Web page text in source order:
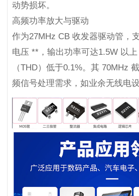
动势损坏。
高频功率放大与驱动
作为27MHz CB 收发器驱动管，
电压 **，输出功率可达1.5W 以
（THD）低于0.1%。其 70MHz
频信号处理需求，如业余无线电